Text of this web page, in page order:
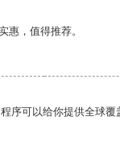
惠，值得推荐。
序可以给你提供全球覆